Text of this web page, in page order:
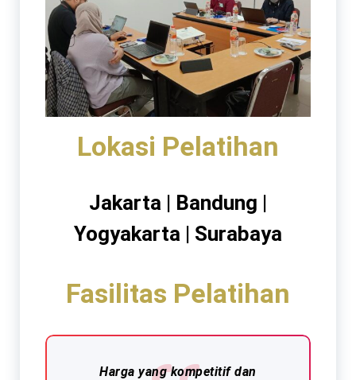
Lokasi Pelatihan
Jakarta | Bandung |
Yogyakarta | Surabaya
Fasilitas Pelatihan
Harga yang kompetitif dan